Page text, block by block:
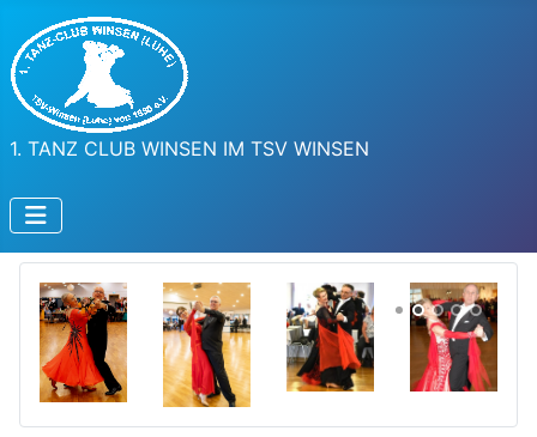
1. TANZ CLUB WINSEN IM TSV WINSEN